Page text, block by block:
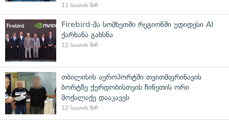
11 საათის წინ
Firebird-მა სომხეთში რეგიონში უდიდესი AI
ქარხანა გახსნა
12 საათის წინ
თბილისის აეროპორტში თვითმფრინავის
ბორტზე ქურდობისთვის ჩინეთის ორი
მოქალაქე დააკავეს
12 საათის წინ